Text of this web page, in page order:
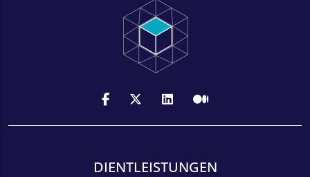
DIENTLEISTUNGEN